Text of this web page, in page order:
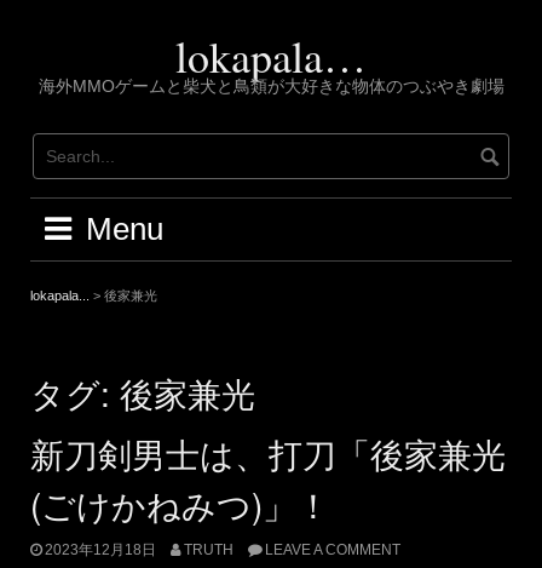
lokapala…
海外MMOゲームと柴犬と鳥類が大好きな物体のつぶやき劇場
Menu
lokapala... > 後家兼光
タグ: 後家兼光
新刀剣男士は、打刀「後家兼光
(ごけかねみつ)」！
2023年12月18日 TRUTH LEAVE A COMMENT